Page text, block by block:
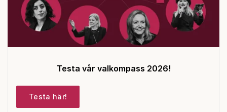
Testa vår valkompass 2026!
Testa här!